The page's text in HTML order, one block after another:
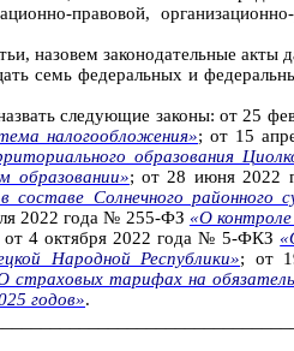
правовой,
назовем законодательные
семь федеральных и
следующие законы: от 25
налогообложения»; от 15
образования
образовании»; от 28 июня 2022
Солнечного районного
2022 года № 255-ФЗ «О
от 4 октября 2022 года № 5-ФКЗ
Народной Республики»; от
страховых тарифах на
годов».